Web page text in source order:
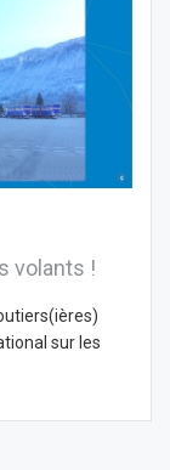
volants !
sur les